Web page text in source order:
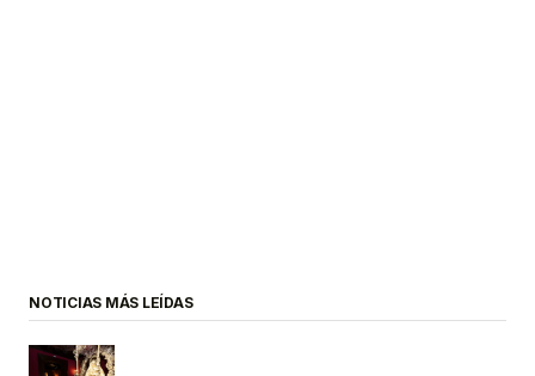
NOTICIAS MÁS LEÍDAS